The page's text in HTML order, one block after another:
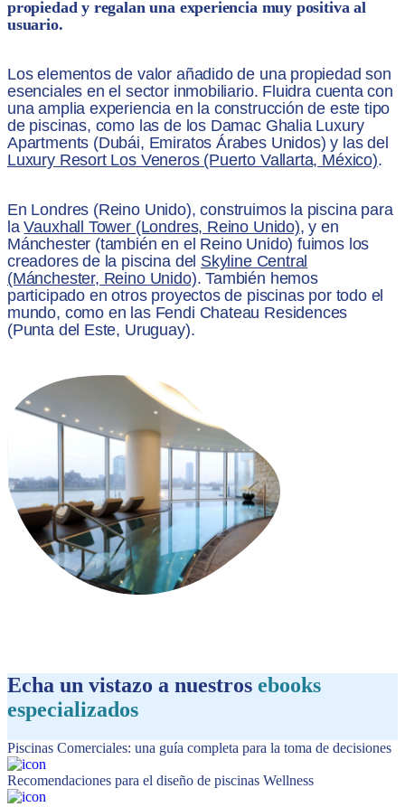
propiedad y regalan una experiencia muy positiva al
usuario.
Los elementos de valor añadido de una propiedad son
esenciales en el sector inmobiliario. Fluidra cuenta con
una amplia experiencia en la construcción de este tipo
de piscinas, como las de los Damac Ghalia Luxury
Apartments (Dubái, Emiratos Árabes Unidos) y las del
Luxury Resort Los Veneros (Puerto Vallarta, México).
En Londres (Reino Unido), construimos la piscina para
laVauxhall Tower (Londres, Reino Unido), y en
Mánchester (también en el Reino Unido) fuimos los
creadores de la piscina del Skyline Central
(Mánchester, Reino Unido). También hemos
participado en otros proyectos de piscinas por todo el
mundo, como en las Fendi Chateau Residences
(Punta del Este, Uruguay).
Echa un vistazo a nuestros ebooks
especializados
Piscinas Comerciales: una guía completa para la toma de decisiones
Recomendaciones para el diseño de piscinas Wellness